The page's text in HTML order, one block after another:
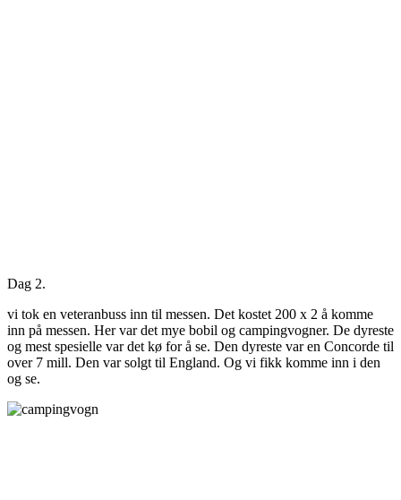
Dag 2.
vi tok en veteranbuss inn til messen. Det kostet 200 x 2 å komme
inn på messen. Her var det mye bobil og campingvogner. De dyreste
og mest spesielle var det kø for å se. Den dyreste var en Concorde til
over 7 mill. Den var solgt til England. Og vi fikk komme inn i den
og se.